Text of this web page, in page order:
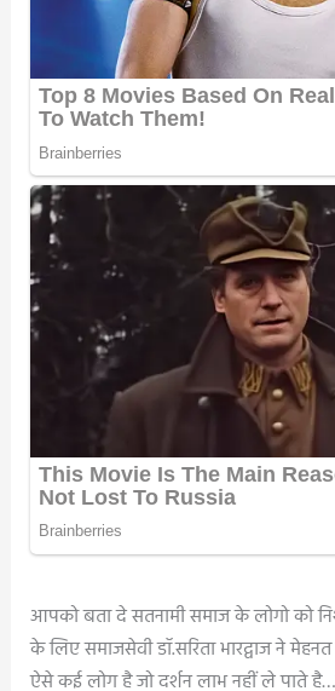
आपको बता दे सतनामी समाज के लोगो को
के लिए समाजसेवी डॉ.सरिता भारद्वाज ने
ऐसे कई लोग है जो दर्शन लाभ नहीं ले पाते